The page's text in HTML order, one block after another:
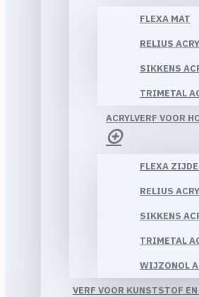
FLEXA MAT
RELIUS
SIKKENS
TRIMETAL
ACRYLVERF VOOR
FLEXA
RELIUS
SIKKENS
TRIMETAL
WIJZONOL
VERF VOOR KUNSTSTOF